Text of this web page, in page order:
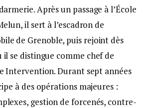
Après un passage à l’École
il sert à l’escadron de
de Grenoble, puis rejoint dès
il se distingue comme chef de
Intervention. Durant sept années
à des opérations majeures :
gestion de forcenés, contre-